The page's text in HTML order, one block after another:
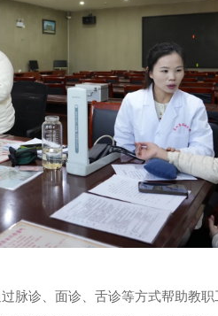
脉诊、面诊、舌诊等方式帮助教